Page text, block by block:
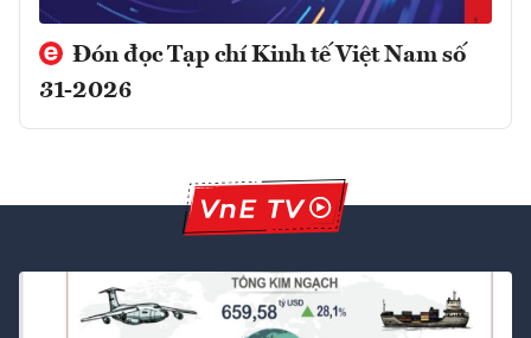
Đón đọc Tạp chí Kinh tế Việt Nam số
31-2026